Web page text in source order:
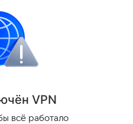
из Солнца
Поделиться
ён VPN
всё работало